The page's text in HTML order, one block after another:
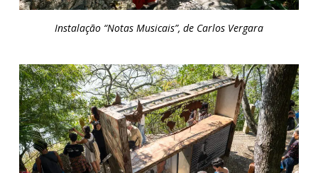
Instalação “Notas Musicais”, de Carlos Vergara